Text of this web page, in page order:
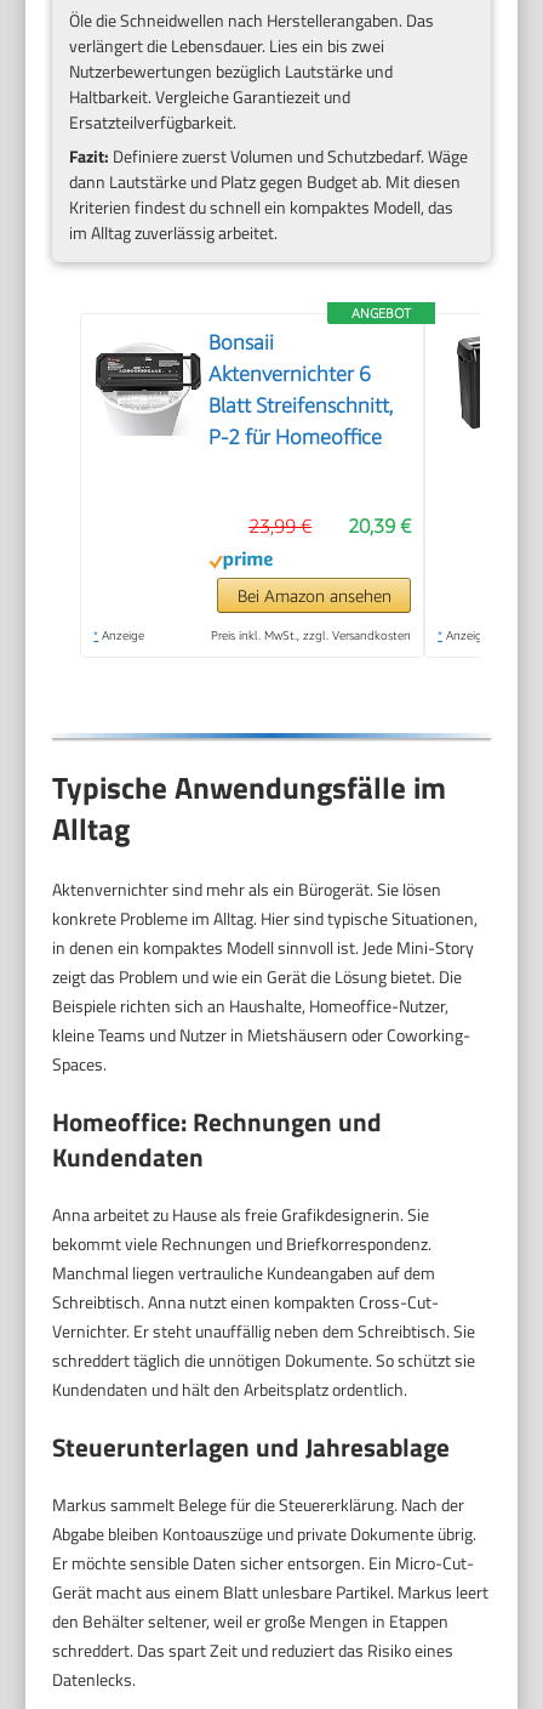
Öle die Schneidwellen nach Herstellerangaben. Das
verlängert die Lebensdauer. Lies ein bis zwei
Nutzerbewertungen bezüglich Lautstärke und
Haltbarkeit. Vergleiche Garantiezeit und
Ersatzteilverfügbarkeit.
Fazit: Definiere zuerst Volumen und Schutzbedarf. Wäge
dann Lautstärke und Platz gegen Budget ab. Mit diesen
Kriterien findest du schnell ein kompaktes Modell, das
im Alltag zuverlässig arbeitet.
ANGEBOT
Bonsaii
Aktenvernichter 6
Blatt Streifenschnitt,
P-2 für Homeoffice
20,39 €
23,99 €
Bei Amazon ansehen
* Anzeige Preis inkl. MwSt., zzgl. Versandkosten * Anzeige
Typische Anwendungsfälle im
Alltag
Aktenvernichter sind mehr als ein Bürogerät. Sie lösen
konkrete Probleme im Alltag. Hier sind typische Situationen,
in denen ein kompaktes Modell sinnvoll ist. Jede Mini-Story
zeigt das Problem und wie ein Gerät die Lösung bietet. Die
Beispiele richten sich an Haushalte, Homeoffice-Nutzer,
kleine Teams und Nutzer in Mietshäusern oder Coworking-
Spaces.
Homeoffice: Rechnungen und
Kundendaten
Anna arbeitet zu Hause als freie Grafikdesignerin. Sie
bekommt viele Rechnungen und Briefkorrespondenz.
Manchmal liegen vertrauliche Kundeangaben auf dem
Schreibtisch. Anna nutzt einen kompakten Cross-Cut-
Vernichter. Er steht unauffällig neben dem Schreibtisch. Sie
schreddert täglich die unnötigen Dokumente. So schützt sie
Kundendaten und hält den Arbeitsplatz ordentlich.
Steuerunterlagen und Jahresablage
Markus sammelt Belege für die Steuererklärung. Nach der
Abgabe bleiben Kontoauszüge und private Dokumente übrig.
Er möchte sensible Daten sicher entsorgen. Ein Micro-Cut-
Gerät macht aus einem Blatt unlesbare Partikel. Markus leert
den Behälter seltener, weil er große Mengen in Etappen
schreddert. Das spart Zeit und reduziert das Risiko eines
Datenlecks.